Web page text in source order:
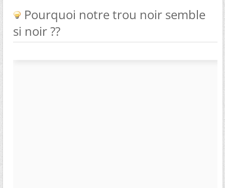
Pourquoi notre trou noir semble
si noir ??